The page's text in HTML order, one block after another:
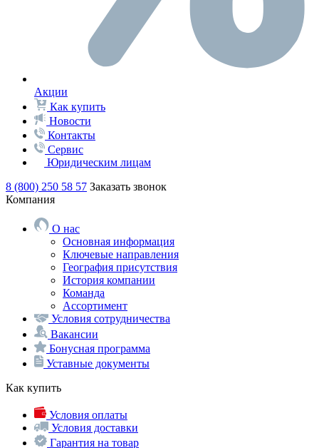
Акции
Как купить
Новости
Контакты
Сервис
Юридическим лицам
8 (800) 250 58 57 Заказать звонок
Компания
О нас
Основная информация
Ключевые направления
География присутствия
История компании
Команда
Ассортимент
Условия сотрудничества
Вакансии
Бонусная программа
Уставные документы
Как купить
Условия оплаты
Условия доставки
Гарантия на товар